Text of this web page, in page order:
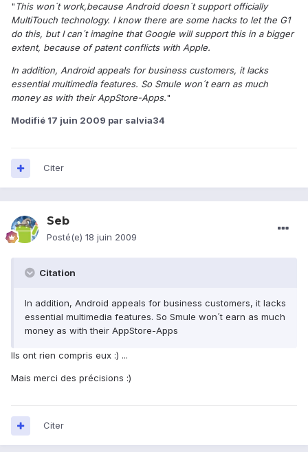
"This won´t work,because Android doesn´t support officially
MultiTouch technology. I know there are some hacks to let the G1
do this, but I can´t imagine that Google will support this in a bigger
extent, because of patent conflicts with Apple.
In addition, Android appeals for business customers, it lacks
essential multimedia features. So Smule won´t earn as much
money as with their AppStore-Apps."
Modifié 17 juin 2009 par salvia34
Citer
Seb
Posté(e) 18 juin 2009
Citation
In addition, Android appeals for business customers, it lacks
essential multimedia features. So Smule won´t earn as much
money as with their AppStore-Apps
Ils ont rien compris eux :) ...
Mais merci des précisions :)
Citer